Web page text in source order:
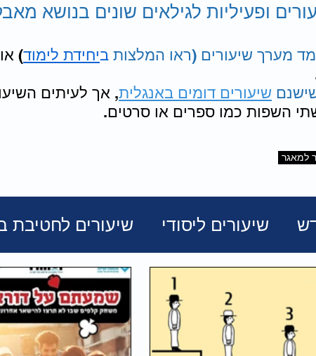
ופעיליות לגילאים שונים בנושא
מערך שיעורים (ראו המלצות ביחידת לימוד)
שיעורים דומים באנגלית, אך לעיתים
השפות כמו ספרים או סרטים.
למאגר
שיעורים ליסודי שיעורים לחטיבת
גבורה מועדים
פרוזה ושירה יהדות ותורה